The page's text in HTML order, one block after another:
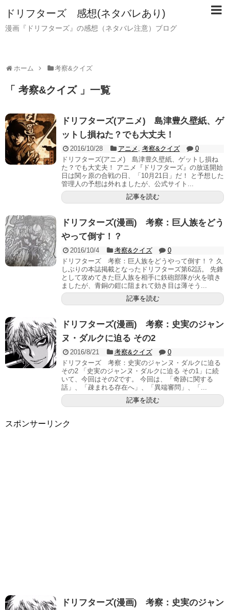
ドリフターズ 感想(ネタバレあり)
漫画『ドリフターズ』の感想（ネタバレ注意）ブログ
ホーム 考察&クイズ
「 考察&クイズ 」一覧
ドリフターズ(アニメ) 島津豊久壁紙、ゲ
ットし損ねた？でも大丈夫！
2016/10/28 アニメ , 考察&クイズ
0
ドリフターズ(アニメ) 島津豊久壁紙、ゲットし損ね
た？でも大丈夫！ アニメ『ドリフターズ』の放送開始
日は関ヶ原の合戦の日、「10月21日」だ！ と予想した
管理人の予想は外れましたが、公式サイト...
記事を読む
ドリフターズ(漫画) 考察：巨人族をどう
やって倒す！？
2016/10/4 考察&クイズ
0
ドリフターズ 考察：巨人族をどうやって倒す！？ 久
しぶりの本誌掲載となったドリフターズ第62話。 先鋒
として攻めてきた巨人族を相手に鉄砲部隊が火を噴き
ましたが、青銅の鎧に阻まれて効き目は薄そう...
記事を読む
ドリフターズ(漫画) 考察：史実のジャン
ヌ・ダルクに迫る その2
2016/8/21 考察&クイズ
0
ドリフターズ 考察：史実のジャンヌ・ダルクに迫る
その2 「史実のジャンヌ・ダルクに迫る その1」に続
いて、今回はその2です。 今回は、「奇跡に関する
話」、「疎まれる存在へ」、「異端審問」、「...
記事を読む
スポンサーリンク
ドリフターズ(漫画) 考察：史実のジャン